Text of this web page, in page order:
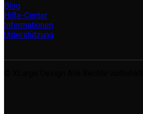
Blog
Hilfe-Center
Informationen
Unterstützung